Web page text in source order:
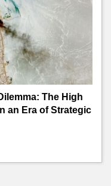
The High
an Era of Strategic